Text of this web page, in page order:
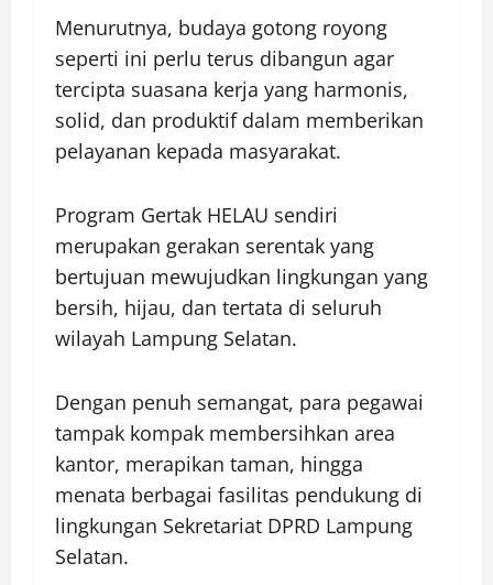
Menurutnya, budaya gotong royong
seperti ini perlu terus dibangun agar
tercipta suasana kerja yang harmonis,
solid, dan produktif dalam memberikan
pelayanan kepada masyarakat.
Program Gertak HELAU sendiri
merupakan gerakan serentak yang
bertujuan mewujudkan lingkungan yang
bersih, hijau, dan tertata di seluruh
wilayah Lampung Selatan.
Dengan penuh semangat, para pegawai
tampak kompak membersihkan area
kantor, merapikan taman, hingga
menata berbagai fasilitas pendukung di
lingkungan Sekretariat DPRD Lampung
Selatan.